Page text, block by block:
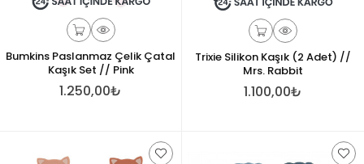
Bumkins Paslanmaz Çelik Çatal
Kaşık Set // Pink
1.250,00₺
Trixie Silikon Kaşık (2 Adet) //
Mrs. Rabbit
1.100,00₺